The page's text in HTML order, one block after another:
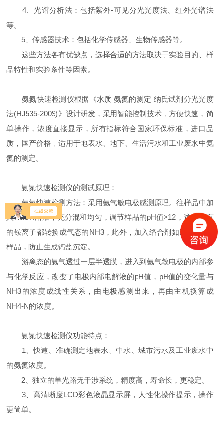
4、光谱分析法：包括紫外-可见分光光度法、红外光谱法
等。
5、传感器技术：包括化学传感器、生物传感器等。
这些方法各有优缺点，选择合适的方法取决于实验目的、样
品特性和实验条件等因素。
氨氮快速检测仪根据《水质 氨氮的测定 纳氏试剂分光光度
法(HJ535-2009)》设计研发，采用智能控制技术，方便快速，简
单操作，浓度直接显示，所有指标符合国家环保标准，进口品
质，国产价格，适用于地表水、地下、生活污水和工业废水中氨
氮的测定。
氨氮快速检测仪的测试原理：
氨氮快速检测方法：采用氨气敏电极感测原理。往样品中加
入NaOH溶液，充分混和均匀，调节样品的pH值>12，这时所有
的铵离子都转换成气态的NH3，此外，加入络合剂如EDTA调节
样品，防止生成钙盐沉淀。
游离态的氨气透过一层半透膜，进入到氨气敏电极的内部参
与化学反应，改变了电极内部电解液的pH值，pH值的变化量与
NH3的浓度成线性关系，由电极感测出来，再由主机换算成
NH4-N的浓度。
氨氮快速检测仪功能特点：
1、快速、准确测定地表水、中水、城市污水及工业废水中
的氨氮浓度。
2、独立的单光路无干涉系统，精度高，寿命长，更稳定。
3、高清晰度LCD彩色液晶显示屏，人性化操作提示，操作
更简单。